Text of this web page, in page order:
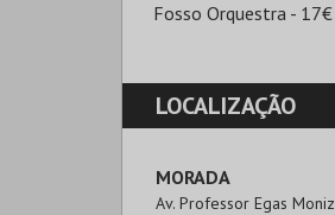
Fosso Orquestra - 17€
LOCALIZAÇÃO
MORADA
Av. Professor Egas Moniz